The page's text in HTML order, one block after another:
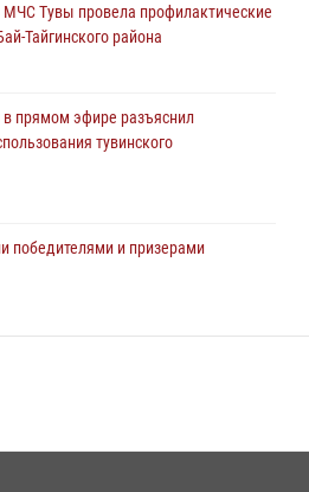
Тувы провела профилактические
Тайгинского района
прямом эфире разъяснил
тувинского
победителями и призерами
животноводов